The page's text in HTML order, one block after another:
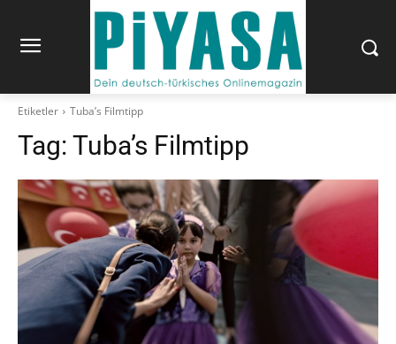
Etiketler Tuba’s Filmtipp
Tag: Tuba’s Filmtipp